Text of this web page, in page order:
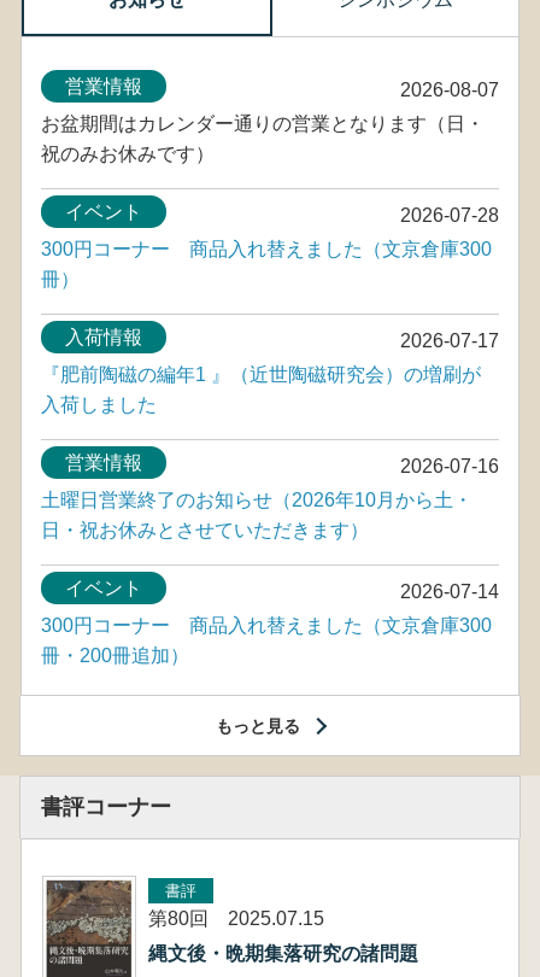
2026-08-07
営業情報
お盆期間はカレンダー通りの営業となります（日・
祝のみお休みです）
2026-07-28
イベント
300円コーナー 商品入れ替えました（文京倉庫300
冊）
2026-07-17
入荷情報
『肥前陶磁の編年1 』（近世陶磁研究会）の増刷が
入荷しました
2026-07-16
営業情報
土曜日営業終了のお知らせ（2026年10月から土・
日・祝お休みとさせていただきます）
2026-07-14
イベント
300円コーナー 商品入れ替えました（文京倉庫300
冊・200冊追加）
もっと見る
書評コーナー
書評
第80回 2025.07.15
縄文後・晩期集落研究の諸問題